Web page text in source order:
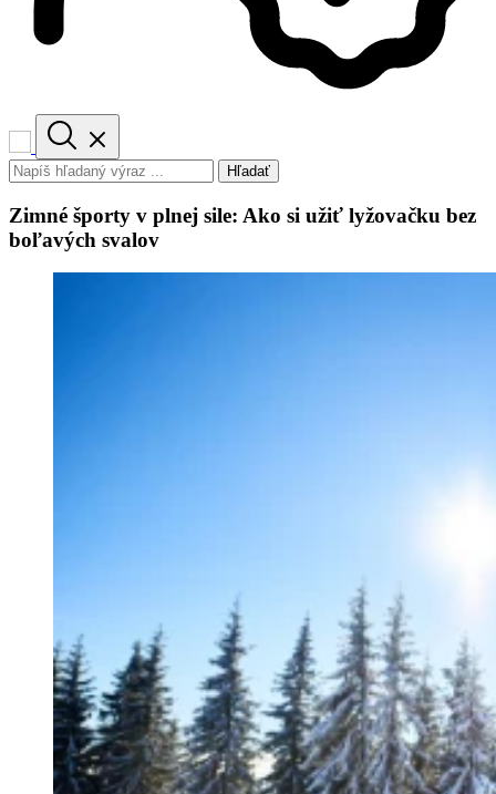
Hľadať
Zimné športy v plnej sile: Ako si užiť lyžovačku bez
boľavých svalov